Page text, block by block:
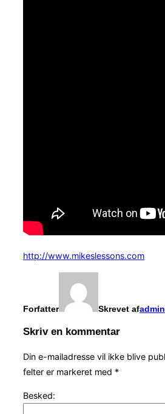
http://www.mikeslessons.com
Forfatter Skrevet afadmin
Skriv en kommentar
Din e-mailadresse vil ikke blive
felter er markeret med *
Besked: